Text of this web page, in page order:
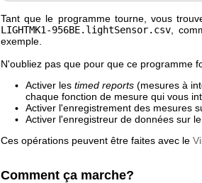
Tant que le programme tourne, vous
LIGHTMK1-956BE.lightSensor.csv ,
exemple.
N'oubliez pas que pour que ce programme
Activer lestimed reports (mesures à
chaque fonction de mesure qui vous
Activer l'enregistrement des mesures
Activer l'enregistreur de données sur
Ces opérations peuvent être faites avec le
Comment ça marche?